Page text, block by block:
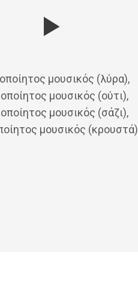
μουσικός (λύρα),
μουσικός (ούτι),
μουσικός (σάζι),
μουσικός (κρουστά)